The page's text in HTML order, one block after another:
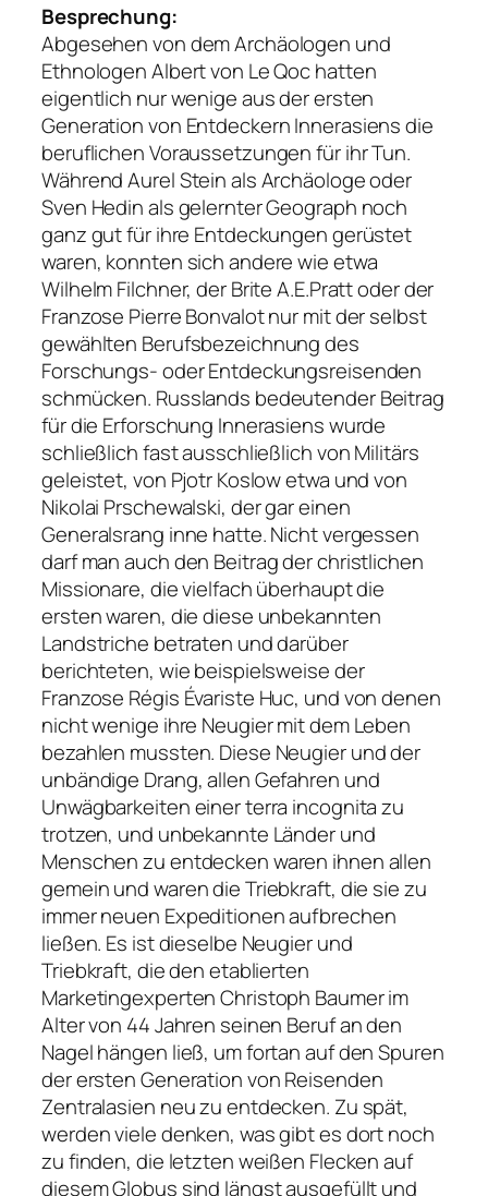
Besprechung:
Abgesehen von dem Archäologen und
Ethnologen Albert von Le Qoc hatten
eigentlich nur wenige aus der ersten
Generation von Entdeckern Innerasiens die
beruflichen Voraussetzungen für ihr Tun.
Während Aurel Stein als Archäologe oder
Sven Hedin als gelernter Geograph noch
ganz gut für ihre Entdeckungen gerüstet
waren, konnten sich andere wie etwa
Wilhelm Filchner, der Brite A.E.Pratt oder der
Franzose Pierre Bonvalot nur mit der selbst
gewählten Berufsbezeichnung des
Forschungs- oder Entdeckungsreisenden
schmücken. Russlands bedeutender Beitrag
für die Erforschung Innerasiens wurde
schließlich fast ausschließlich von Militärs
geleistet, von Pjotr Koslow etwa und von
Nikolai Prschewalski, der gar einen
Generalsrang inne hatte. Nicht vergessen
darf man auch den Beitrag der christlichen
Missionare, die vielfach überhaupt die
ersten waren, die diese unbekannten
Landstriche betraten und darüber
berichteten, wie beispielsweise der
Franzose Régis Évariste Huc, und von denen
nicht wenige ihre Neugier mit dem Leben
bezahlen mussten. Diese Neugier und der
unbändige Drang, allen Gefahren und
Unwägbarkeiten einer terra incognita zu
trotzen, und unbekannte Länder und
Menschen zu entdecken waren ihnen allen
gemein und waren die Triebkraft, die sie zu
immer neuen Expeditionen aufbrechen
ließen. Es ist dieselbe Neugier und
Triebkraft, die den etablierten
Marketingexperten Christoph Baumer im
Alter von 44 Jahren seinen Beruf an den
Nagel hängen ließ, um fortan auf den Spuren
der ersten Generation von Reisenden
Zentralasien neu zu entdecken. Zu spät,
werden viele denken, was gibt es dort noch
zu finden, die letzten weißen Flecken auf
diesem Globus sind längst ausgefüllt und